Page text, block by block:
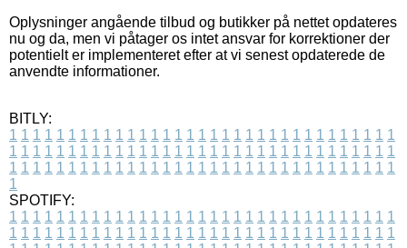
Oplysninger angående tilbud og butikker på nettet opdateres
nu og da, men vi påtager os intet ansvar for korrektioner der
potentielt er implementeret efter at vi senest opdaterede de
anvendte informationer.
BITLY:
1 1 1 1 1 1 1 1 1 1 1 1 1 1 1 1 1 1 1 1 1 1 1 1 1 1 1 1 1 1 1 1 1
1 1 1 1 1 1 1 1 1 1 1 1 1 1 1 1 1 1 1 1 1 1 1 1 1 1 1 1 1 1 1 1 1
1 1 1 1 1 1 1 1 1 1 1 1 1 1 1 1 1 1 1 1 1 1 1 1 1 1 1 1 1 1 1 1 1
1
SPOTIFY:
1 1 1 1 1 1 1 1 1 1 1 1 1 1 1 1 1 1 1 1 1 1 1 1 1 1 1 1 1 1 1 1 1
1 1 1 1 1 1 1 1 1 1 1 1 1 1 1 1 1 1 1 1 1 1 1 1 1 1 1 1 1 1 1 1 1